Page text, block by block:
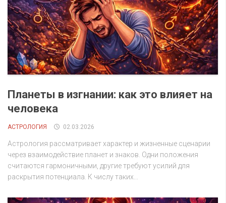
Планеты в изгнании: как это влияет на
человека
АСТРОЛОГИЯ 02.03.2026
Астрология рассматривает характер и жизненные сценарии
через взаимодействие планет и знаков. Одни положения
считаются гармоничными, другие требуют усилий для
раскрытия потенциала. К числу таких...